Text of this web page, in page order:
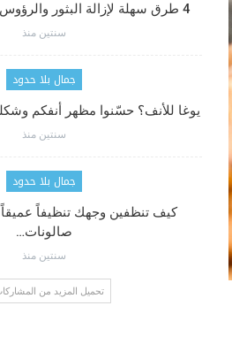
4 طرق سهلة لإزالة البثور والرؤوس السوداء عن الظهر
سنتين منذ
جمال بلا حدود
يوغا للأنف؟ حسّنوا مظهر أنفكم
سنتين منذ
جمال بلا حدود
كيف تنظفين وجهك تنظيفاً عميقاً
صالونات…
سنتين منذ
تحميل المزيد من